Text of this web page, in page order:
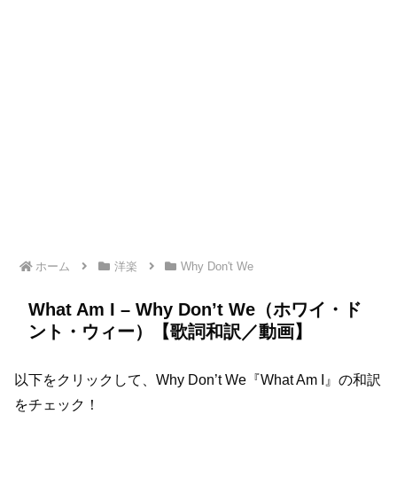
ホーム 洋楽 Why Don't We
What Am I – Why Don’t We（ホワイ・ド
ント・ウィー）【歌詞和訳／動画】
以下をクリックして、Why Don’t We『What Am I』の和訳
をチェック！